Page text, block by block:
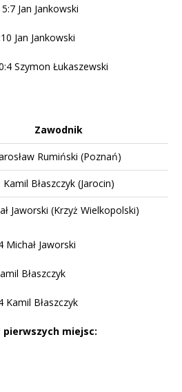
Jan Jankowski
Jan Jankowski
Szymon Łukaszewski
Zawodnik
Rumiński (Poznań)
Kamil Błaszczyk (Jarocin)
Jaworski (Krzyż Wielkopolski)
Michał Jaworski
Błaszczyk
Kamil Błaszczyk
miejsc: